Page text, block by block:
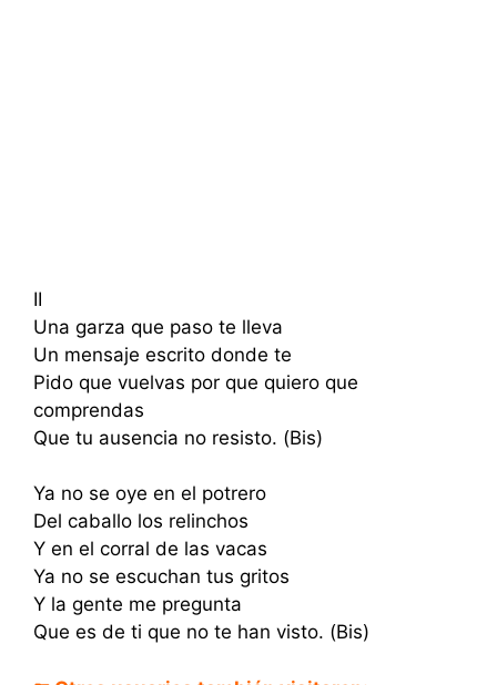
II
Una garza que paso te lleva
Un mensaje escrito donde te
Pido que vuelvas por que quiero que
comprendas
Que tu ausencia no resisto. (Bis)
Ya no se oye en el potrero
Del caballo los relinchos
Y en el corral de las vacas
Ya no se escuchan tus gritos
Y la gente me pregunta
Que es de ti que no te han visto. (Bis)
Por mi vida y
mi caballo –